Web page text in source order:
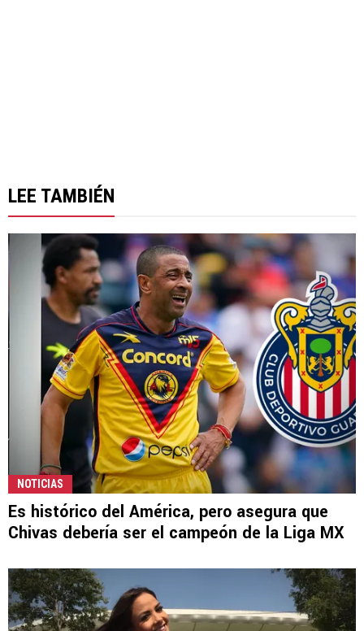
LEE TAMBIÉN
NOTICIAS
Es histórico del América, pero asegura que
Chivas debería ser el campeón de la Liga MX